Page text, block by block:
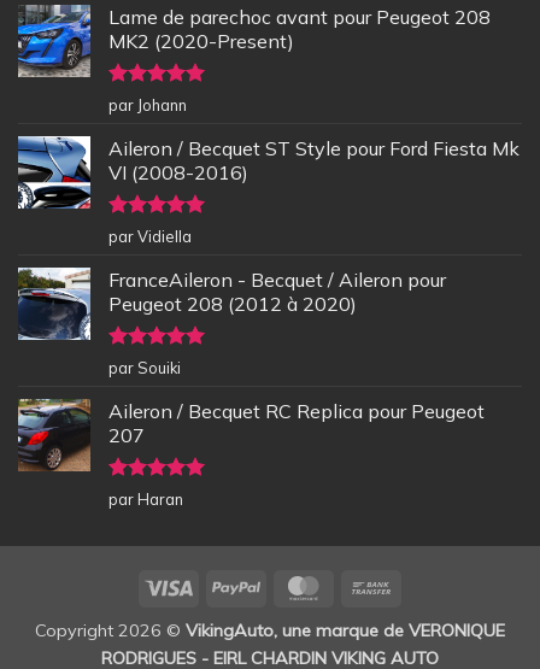
Lame de parechoc avant pour Peugeot 208
MK2 (2020-Present)
Note5sur
5
par Johann
Aileron / Becquet ST Style pour Ford Fiesta Mk
VI (2008-2016)
Note5sur
5
par Vidiella
FranceAileron - Becquet / Aileron pour
Peugeot 208 (2012 à 2020)
Note5sur
5
par Souiki
Aileron / Becquet RC Replica pour Peugeot
207
Note5sur
5
par Haran
Visa PayPal MasterCard
Copyright 2026 © VikingAuto, une marque de VERONIQUE
RODRIGUES - EIRL CHARDIN VIKING AUTO